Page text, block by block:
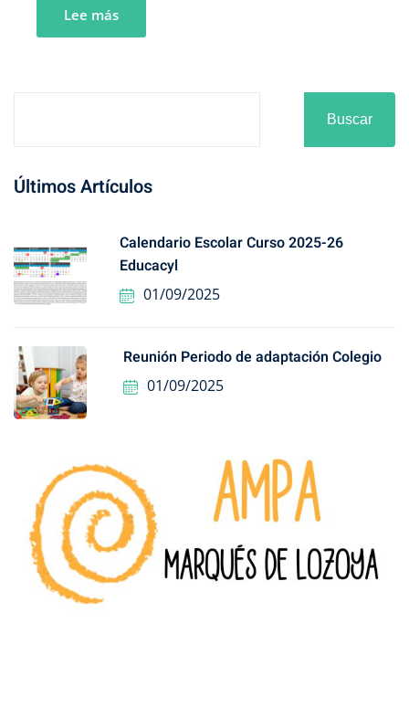
Lee más
Buscar
Últimos Artículos
Calendario Escolar Curso 2025-26
Educacyl
01/09/2025
Reunión Periodo de adaptación Colegio
01/09/2025